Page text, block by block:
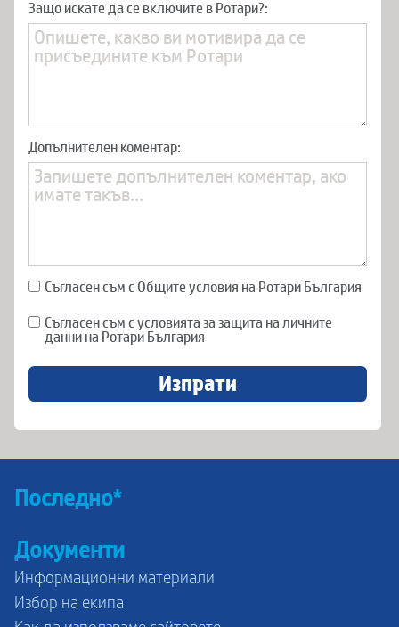
Защо искате да се включите в Ротари?:
Допълнителен коментар:
Съгласен съм с Общите условия на Ротари България
Съгласен съм с условията за защита на личните
данни на Ротари България
Изпрати
Последно*
Документи
Информационни материали
Избор на екипа